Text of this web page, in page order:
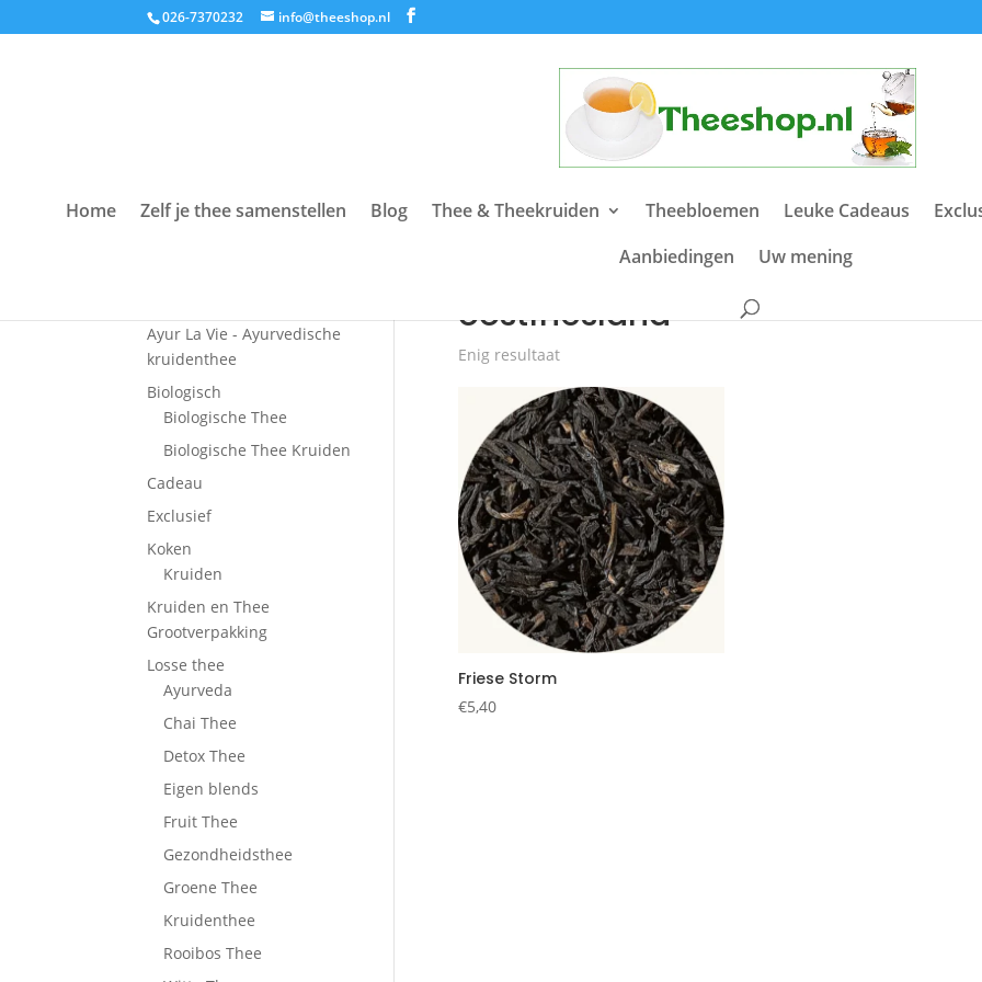
026-7370232 info@theeshop.nl
Home Zelf je thee samenstellen Blog Thee & Theekruiden Theebloemen Leuke Cadeaus
Aanbiedingen
Uw mening
/ Producten getagged “oostfriesland”
oostfriesland
Enig resultaat
Friese Storm
€5,40
Ayur La Vie - Ayurvedische
kruidenthee
Biologisch
Biologische Thee
Biologische Thee Kruiden
Cadeau
Exclusief
Koken
Kruiden
Kruiden en Thee
Grootverpakking
Losse thee
Ayurveda
Chai Thee
Detox Thee
Eigen blends
Fruit Thee
Gezondheidsthee
Groene Thee
Kruidenthee
Rooibos Thee